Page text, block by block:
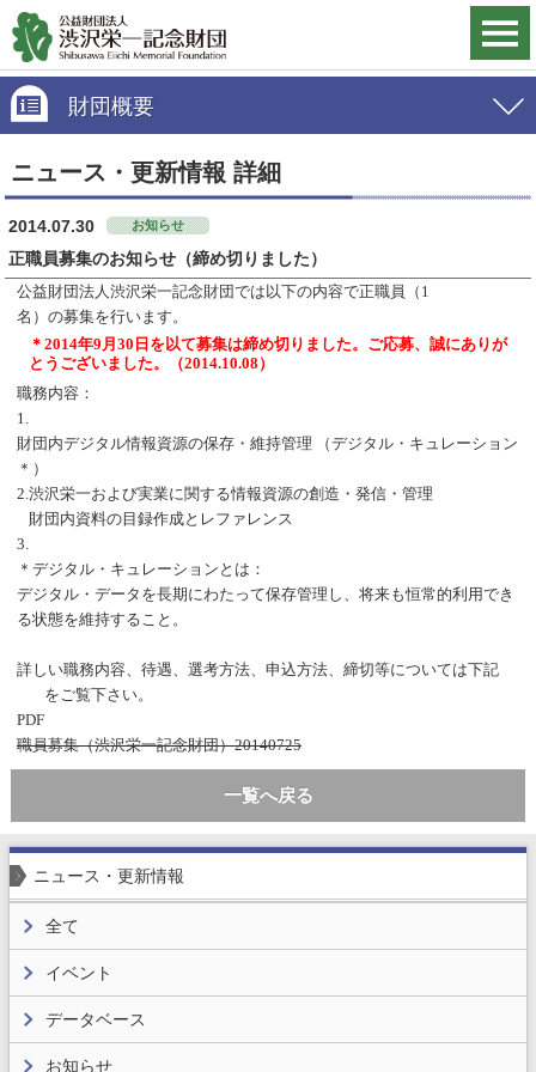
財団概要
ニュース・更新情報 詳細
2014.07.30 お知らせ
正職員募集のお知らせ（締め切りました）
公益財団法人渋沢栄一記念財団では以下の内容で正職員（ 1
名）の募集を行います。
＊2014年9月30日を以て募集は締め切りました。ご応募、誠にありが
とうございました。（2014.10.08）
職務内容：
1.
財団内デジタル情報資源の保存・維持管理 （デジタル・キュレーション
＊）
2.渋沢栄一および実業に関する情報資源の創造・発信・管理
3.
財団内資料の目録作成とレファレンス
＊デジタル・キュレーションとは：
デジタル・データを長期にわたって保存管理し、将来も恒常的利用でき
る状態を維持すること。
詳しい職務内容、待遇、選考方法、申込方法、締切等については下記
PDF
をご覧下さい。
職員募集（渋沢栄一記念財団）20140725
一覧へ戻る
ニュース・更新情報
全て
イベント
データベース
お知らせ